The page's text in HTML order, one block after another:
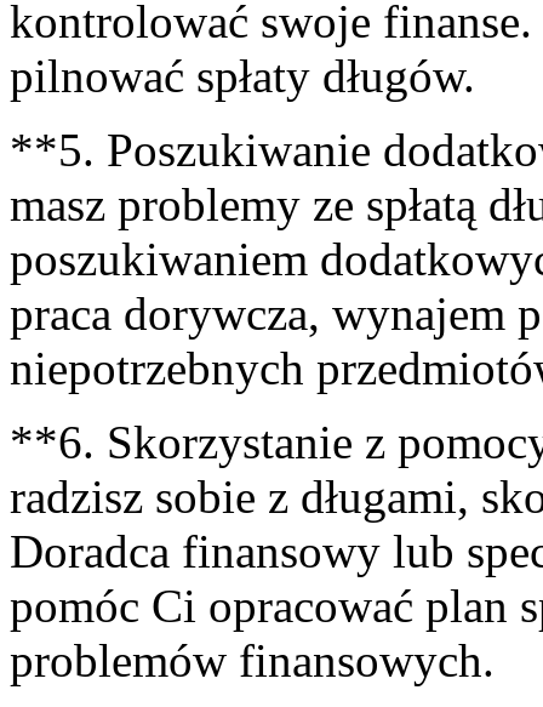
kontrolować swoje
pilnować spłaty‌ długów.
**5.⁢ Poszukiwanie
masz problemy ze spłatą
poszukiwaniem
praca ‍dorywcza,‌ wynajem
niepotrzebnych
**6. Skorzystanie z
radzisz sobie z długami,‍
Doradca ‌finansowy lub
pomóc Ci opracować plan
⁤problemów finansowych.